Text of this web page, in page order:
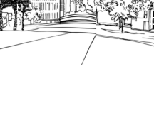
הדין הרלוונטיות